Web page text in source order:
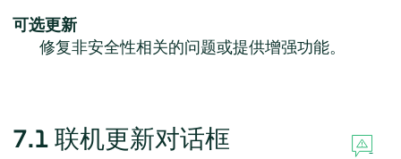
可选更新
修复非安全性相关的问题或提供增强功能。
7.1 联机更新对话框